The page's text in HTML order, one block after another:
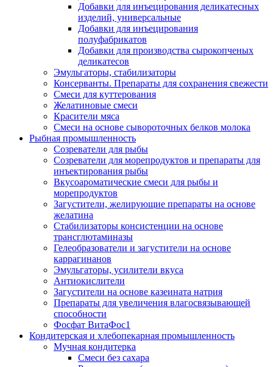
Добавки для инъецирования деликатесных
изделий, универсальные
Добавки для инъецирования
полуфабрикатов
Добавки для производства сырокопченых
деликатесов
Эмульгаторы, стабилизаторы
Консерванты. Препараты для сохранения свежести
Смеси для куттерования
Желатиновые смеси
Красители мяса
Смеси на основе сывороточных белков молока
Рыбная промышленность
Созреватели для рыбы
Созреватели для морепродуктов и препараты для
инъектирования рыбы
Вкусоароматические смеси для рыбы и
морепродуктов
Загустители, желирующие препараты на основе
желатина
Стабилизаторы консистенции на основе
трансглютаминазы
Гелеобразователи и загустители на основе
каррагинанов
Эмульгаторы, усилители вкуса
Антиокислители
Загустители на основе казеината натрия
Препараты для увеличения влагосвязывающей
способности
Фосфат ВитаФос1
Кондитерская и хлебопекарная промышленность
Мучная кондитерка
Смеси без сахара